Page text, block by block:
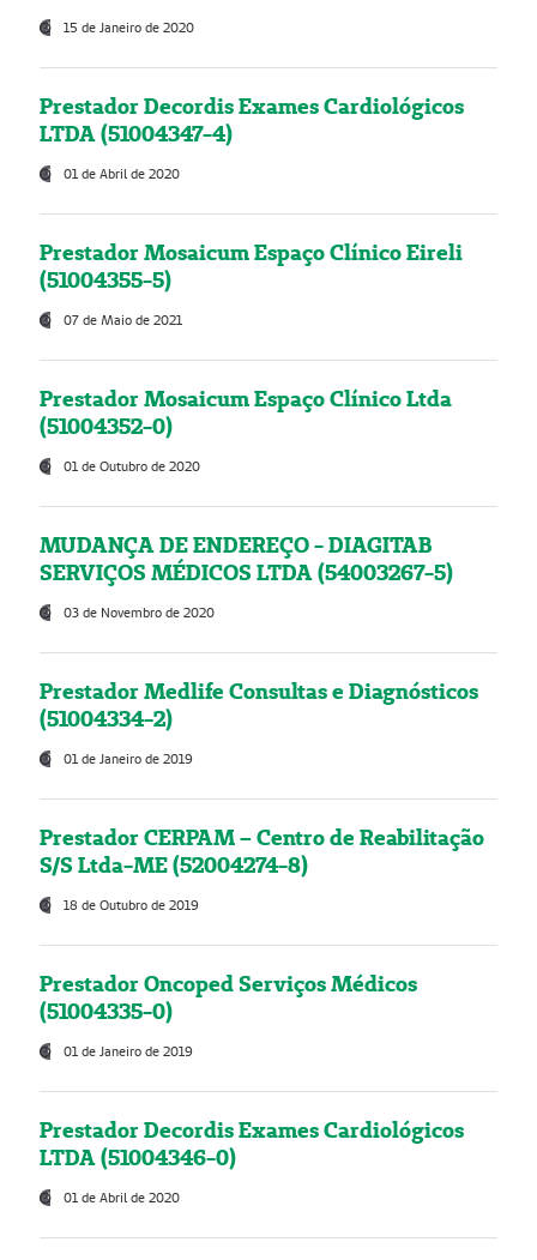
15 de Janeiro de 2020
Prestador Decordis Exames Cardiológicos
LTDA (51004347-4)
01 de Abril de 2020
Prestador Mosaicum Espaço Clínico Eireli
(51004355-5)
07 de Maio de 2021
Prestador Mosaicum Espaço Clínico Ltda
(51004352-0)
01 de Outubro de 2020
MUDANÇA DE ENDEREÇO - DIAGITAB
SERVIÇOS MÉDICOS LTDA (54003267-5)
03 de Novembro de 2020
Prestador Medlife Consultas e Diagnósticos
(51004334-2)
01 de Janeiro de 2019
Prestador CERPAM – Centro de Reabilitação
S/S Ltda-ME (52004274-8)
18 de Outubro de 2019
Prestador Oncoped Serviços Médicos
(51004335-0)
01 de Janeiro de 2019
Prestador Decordis Exames Cardiológicos
LTDA (51004346-0)
01 de Abril de 2020